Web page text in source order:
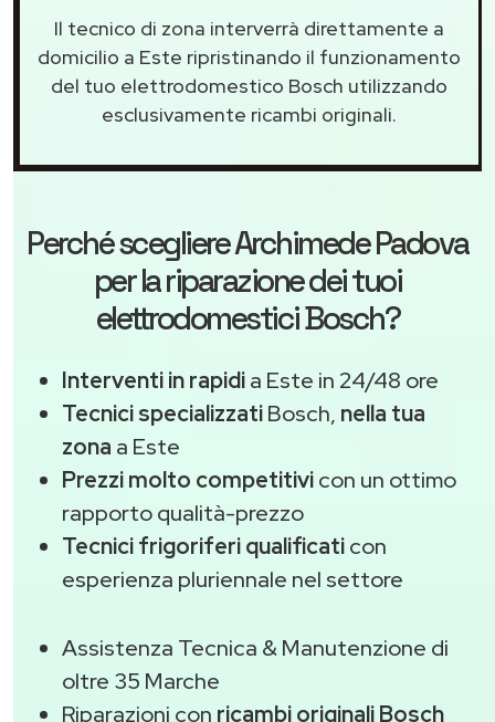
Il tecnico di zona interverrà direttamente a
domicilio a Este ripristinando il funzionamento
del tuo elettrodomestico Bosch utilizzando
esclusivamente ricambi originali.
Perché scegliereArchimede Padova
per la riparazione dei tuoi
elettrodomestici Bosch?
Interventi in rapidia Este in 24/48 ore
Tecnici specializzatiBosch, nella tua
zona a Este
Prezzi molto competitivicon un ottimo
rapporto qualità-prezzo
Tecnici frigoriferi qualificaticon
esperienza pluriennale nel settore
Assistenza Tecnica & Manutenzione di
oltre 35 Marche
Riparazioni con ricambi originali Bosch